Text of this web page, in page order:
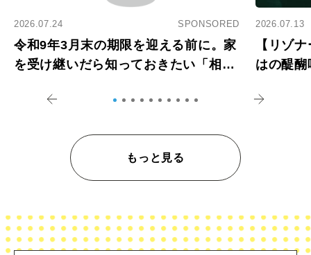
2026.07.24 SPONSORED
令和9年3月末の期限を迎える前に。家
を受け継いだら知っておきたい「相続
2026.07.13
【リゾ
はの醍
もっと見る